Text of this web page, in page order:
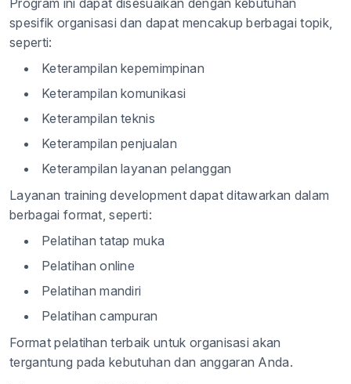
Program ini dapat disesuaikan dengan kebutuhan
spesifik organisasi dan dapat mencakup berbagai topik,
seperti:
Keterampilan kepemimpinan
Keterampilan komunikasi
Keterampilan teknis
Keterampilan penjualan
Keterampilan layanan pelanggan
Layanan training development dapat ditawarkan dalam
berbagai format, seperti:
Pelatihan tatap muka
Pelatihan online
Pelatihan mandiri
Pelatihan campuran
Format pelatihan terbaik untuk organisasi akan
tergantung pada kebutuhan dan anggaran Anda.